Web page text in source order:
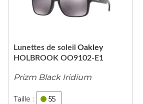
HOLBROOK OO9102-E1
Lunettes de soleil Oakley
Prizm Black Iridium
55